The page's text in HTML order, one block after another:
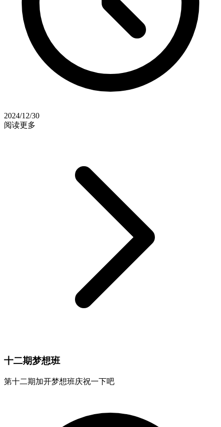
2024/12/30
阅读更多
十二期梦想班
第十二期加开梦想班庆祝一下吧